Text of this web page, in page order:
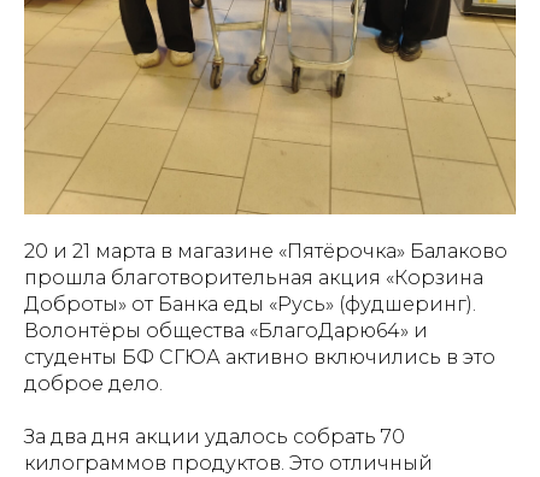
20 и 21 марта в магазине «Пятёрочка» Балаково
прошла благотворительная акция «Корзина
Доброты» от Банка еды «Русь» (фудшеринг).
Волонтёры общества «БлагоДарю64» и
студенты БФ СГЮА активно включились в это
доброе дело.
За два дня акции удалось собрать 70
килограммов продуктов. Это отличный